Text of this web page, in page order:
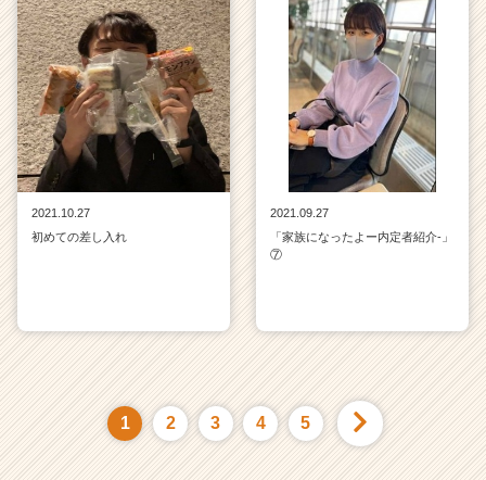
2021.10.27
初めての差し入れ
2021.09.27
「家族になったよー内定者紹介‐」
⑦
1 2 3 4 5